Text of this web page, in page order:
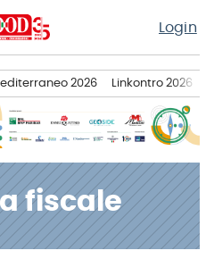
Login
2026 Linkontro 2026
fiscale